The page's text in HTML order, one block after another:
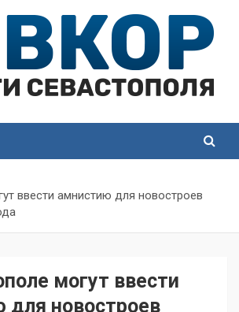
ввести амнистию для новостроев
могут ввести
для новостроев